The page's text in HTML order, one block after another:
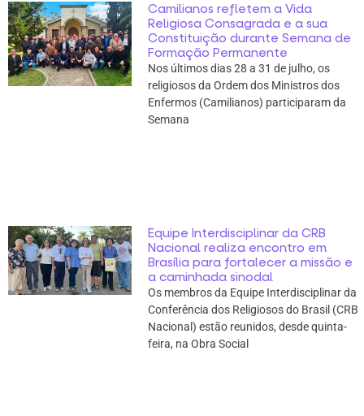
Camilianos refletem a Vida
Religiosa Consagrada e a sua
Constituição durante Semana de
Formação Permanente
Nos últimos dias 28 a 31 de julho, os
religiosos da Ordem dos Ministros dos
Enfermos (Camilianos) participaram da
Semana
Equipe Interdisciplinar da CRB
Nacional realiza encontro em
Brasília para fortalecer a missão e
a caminhada sinodal
Os membros da Equipe Interdisciplinar da
Conferência dos Religiosos do Brasil (CRB
Nacional) estão reunidos, desde quinta-
feira, na Obra Social